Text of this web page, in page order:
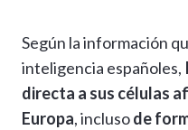
Según la información
inteligencia españoles,
directa a sus células
Europa, inclusode